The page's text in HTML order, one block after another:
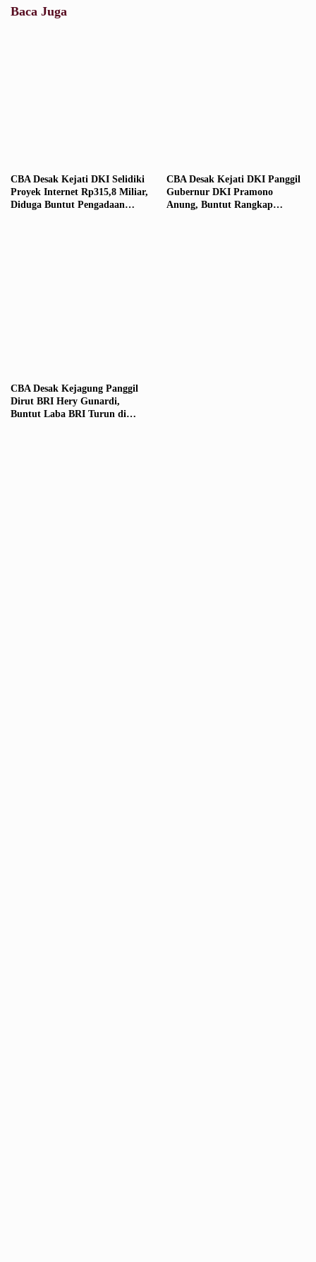
Baca Juga
CBA Desak Kejati DKI Selidiki
Proyek Internet Rp315,8 Miliar,
Diduga Buntut Pengadaan
CBA Desak Kejati DKI Panggil
Gubernur DKI Pramono
Anung, Buntut Rangkap
CBA Desak Kejagung Panggil
Dirut BRI Hery Gunardi,
Buntut Laba BRI Turun di